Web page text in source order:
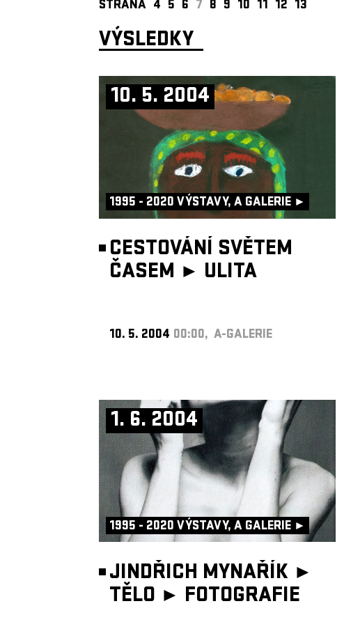
STRANA 4 5 6 7 8 9 10 11 12 13
VÝSLEDKY
10. 5. 2004
1995 - 2020 VÝSTAVY, A GALERIE ►
CESTOVÁNÍ SVĚTEM
ČASEM ► ULITA
10. 5. 2004 00:00, A-GALERIE
1. 6. 2004
1995 - 2020 VÝSTAVY, A GALERIE ►
JINDŘICH MYNAŘÍK ►
TĚLO ► FOTOGRAFIE